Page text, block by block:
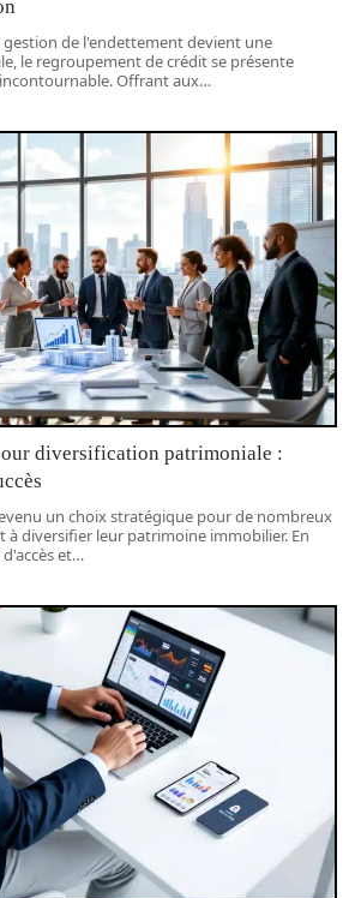
gestion de l'endettement devient une
le regroupement de crédit se présente
Offrant aux…
diversification patrimoniale :
un choix stratégique pour de nombreux
à diversifier leur patrimoine immobilier. En
et…